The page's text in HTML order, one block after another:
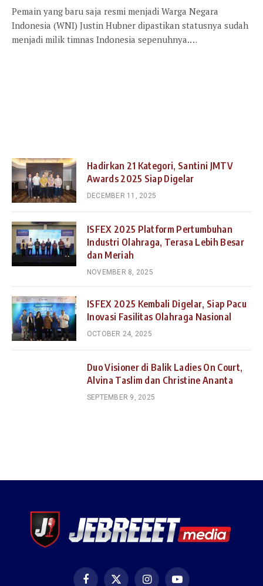
Pemain yang baru saja resmi menjadi Warga Negara
Indonesia (WNI) Justin Hubner dipastikan statusnya sudah
menjadi milik timnas Indonesia sepenuhnya.…
Hadirkan 21 Kategori, Santini JMTV
Awards 2025 Siap Digelar
DECEMBER 11, 2025
ISFEX 2025 Platform Pertumbuhan
Industri Olahraga, Terasa Lebih Besar
dan Meriah
NOVEMBER 8, 2025
ISFEX 2025 Kembali Digelar, Siap Pacu
Inovasi Fasilitas Olahraga Nasional
OCTOBER 24, 2025
Duo Visioner di Balik Ladies On Court,
Alvina Taslim dan Christine Ananta
SEPTEMBER 9, 2025